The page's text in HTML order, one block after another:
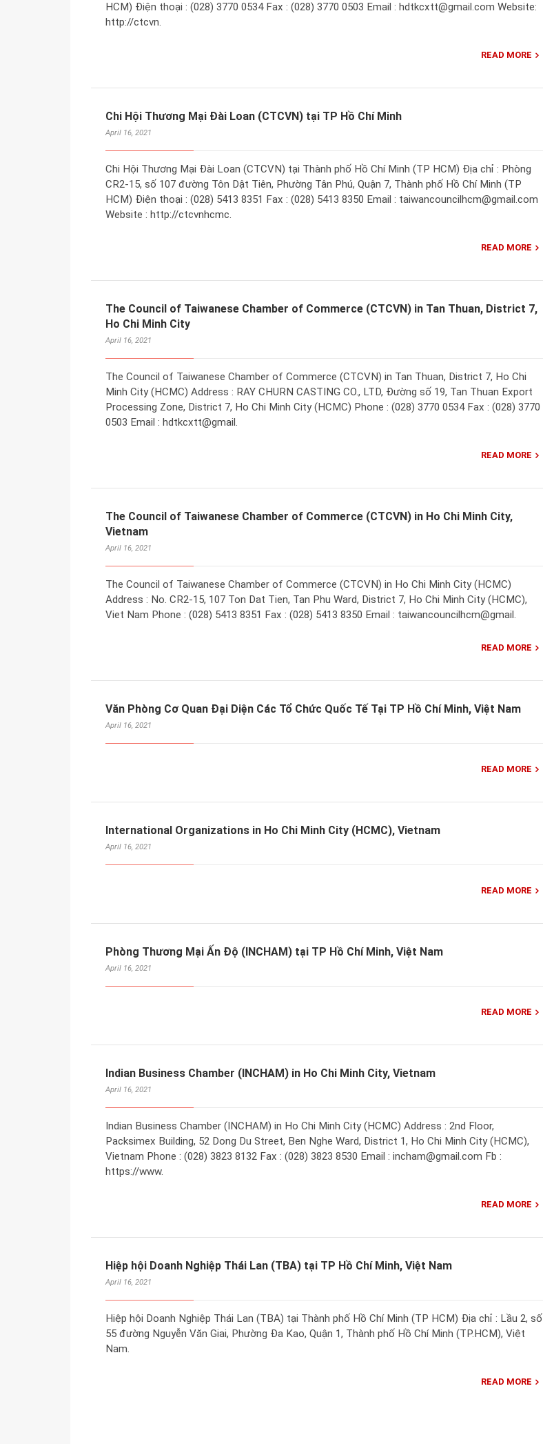
HCM) Điện thoại : (028) 3770 0534 Fax : (028) 3770 0503 Email : hdtkcxtt@gmail.com Website:
http://ctcvn.
READ MORE
Chi Hội Thương Mại Đài Loan (CTCVN) tại TP Hồ Chí Minh
April 16, 2021
Chi Hội Thương Mại Đài Loan (CTCVN) tại Thành phố Hồ Chí Minh (TP HCM) Địa chỉ : Phòng
CR2-15, số 107 đường Tôn Dật Tiên, Phường Tân Phú, Quận 7, Thành phố Hồ Chí Minh (TP
HCM) Điện thoại : (028) 5413 8351 Fax : (028) 5413 8350 Email : taiwancouncilhcm@gmail.com
Website : http://ctcvnhcmc.
READ MORE
The Council of Taiwanese Chamber of Commerce (CTCVN) in Tan Thuan, District 7,
Ho Chi Minh City
April 16, 2021
The Council of Taiwanese Chamber of Commerce (CTCVN) in Tan Thuan, District 7, Ho Chi
Minh City (HCMC) Address : RAY CHURN CASTING CO., LTD, Đường số 19, Tan Thuan Export
Processing Zone, District 7, Ho Chi Minh City (HCMC) Phone : (028) 3770 0534 Fax : (028) 3770
0503 Email : hdtkcxtt@gmail.
READ MORE
The Council of Taiwanese Chamber of Commerce (CTCVN) in Ho Chi Minh City,
Vietnam
April 16, 2021
The Council of Taiwanese Chamber of Commerce (CTCVN) in Ho Chi Minh City (HCMC)
Address : No. CR2-15, 107 Ton Dat Tien, Tan Phu Ward, District 7, Ho Chi Minh City (HCMC),
Viet Nam Phone : (028) 5413 8351 Fax : (028) 5413 8350 Email : taiwancouncilhcm@gmail.
READ MORE
Văn Phòng Cơ Quan Đại Diện Các Tổ Chức Quốc Tế Tại TP Hồ Chí Minh, Việt Nam
April 16, 2021
READ MORE
International Organizations in Ho Chi Minh City (HCMC), Vietnam
April 16, 2021
READ MORE
Phòng Thương Mại Ấn Độ (INCHAM) tại TP Hồ Chí Minh, Việt Nam
April 16, 2021
READ MORE
Indian Business Chamber (INCHAM) in Ho Chi Minh City, Vietnam
April 16, 2021
Indian Business Chamber (INCHAM) in Ho Chi Minh City (HCMC) Address : 2nd Floor,
Packsimex Building, 52 Dong Du Street, Ben Nghe Ward, District 1, Ho Chi Minh City (HCMC),
Vietnam Phone : (028) 3823 8132 Fax : (028) 3823 8530 Email : incham@gmail.com Fb :
https://www.
READ MORE
Hiệp hội Doanh Nghiệp Thái Lan (TBA) tại TP Hồ Chí Minh, Việt Nam
April 16, 2021
Hiệp hội Doanh Nghiệp Thái Lan (TBA) tại Thành phố Hồ Chí Minh (TP HCM) Địa chỉ : Lầu 2, số
55 đường Nguyễn Văn Giai, Phường Đa Kao, Quận 1, Thành phố Hồ Chí Minh (TP.HCM), Việt
Nam.
READ MORE